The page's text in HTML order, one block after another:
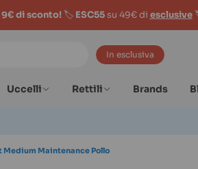
9€ di sconto!🏷️ESC55su 49€ di esclusive
In esclusiva
Uccelli Rettili Brands
Medium Maintenance Pollo